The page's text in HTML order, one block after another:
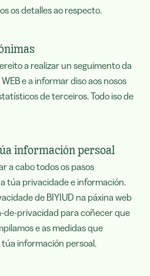
os detalles ao respecto.
a realizar un seguimento da
e a informar diso aos nosos
de terceiros. Todo iso de
información persoal
a cabo todos os pasos
túa privacidade e información.
de BIYIUD na páxina web
privacidad para coñecer que
e as medidas que
información persoal.